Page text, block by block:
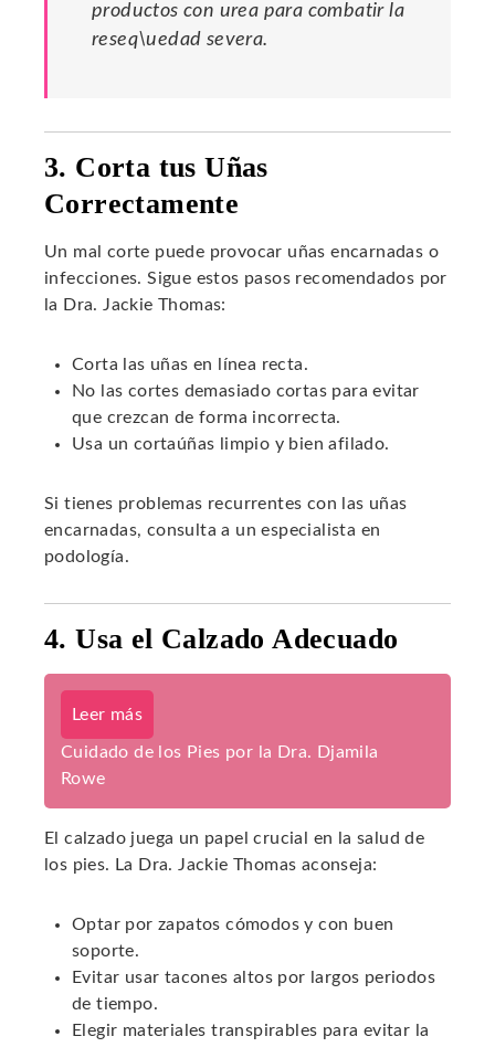
productos con urea para combatir la
reseq\uedad severa.
3. Corta tus Uñas
Correctamente
Un mal corte puede provocar uñas encarnadas o
infecciones. Sigue estos pasos recomendados por
la Dra. Jackie Thomas:
Corta las uñas en línea recta.
No las cortes demasiado cortas para evitar
que crezcan de forma incorrecta.
Usa un cortaúñas limpio y bien afilado.
Si tienes problemas recurrentes con las uñas
encarnadas, consulta a un especialista en
podología.
4. Usa el Calzado Adecuado
Leer más
Cuidado de los Pies por la Dra. Djamila
Rowe
El calzado juega un papel crucial en la salud de
los pies. La Dra. Jackie Thomas aconseja:
Optar por zapatos cómodos y con buen
soporte.
Evitar usar tacones altos por largos periodos
de tiempo.
Elegir materiales transpirables para evitar la